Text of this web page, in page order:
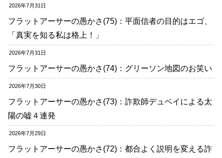
2026年7月31日
フラットアーサーの愚かさ(75)：平面信者の目的はエゴ、
「真実を知る私は格上！」
2026年7月31日
フラットアーサーの愚かさ(74)：グリーソン地図のお笑い
2026年7月30日
フラットアーサーの愚かさ(73)：詐欺師デュベイによる太
陽の嘘４連発
2026年7月29日
フラットアーサーの愚かさ(72)：都合よく説明を変える詐